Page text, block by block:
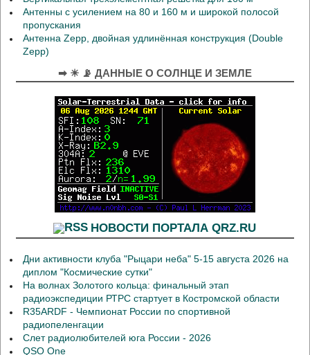
Антенны с усилением на 80 и 160 м и широкой полосой
пропускания
Антенна Zepp, двойная удлинённая конструкция (Double
Zepp)
➡ ☀ 📡 ДАННЫЕ О СОЛНЦЕ И ЗЕМЛЕ
НОВОСТИ ПОРТАЛА QRZ.RU
Дни активности клуба "Рыцари неба" 5-15 августа 2026 на
диплом "Космические сутки"
На волнах Золотого кольца: финальный этап
радиоэкспедиции РТРС стартует в Костромской области
R35ARDF - Чемпионат России по спортивной
радиопеленгации
Слет радиолюбителей юга России - 2026
QSO One